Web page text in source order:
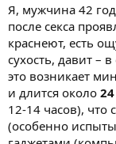
Я, мужчина 42
после секса
краснеют, есть
сухость, давит –
это возникает
и длится около
12-14 часов), что
(особенно